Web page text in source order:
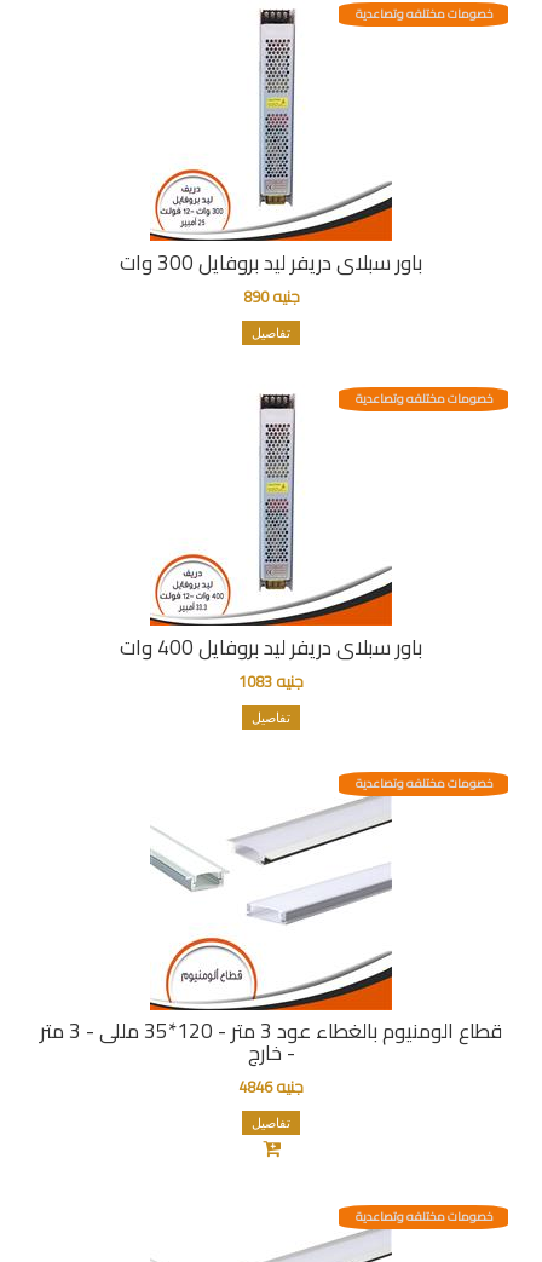
باور سبلاى دريفر ليد بروفايل 300 وات
خصومات مختلفه وتصاعدية
جنيه 890
تفاصيل
باور سبلاى دريفر ليد بروفايل 400 وات
خصومات مختلفه وتصاعدية
جنيه 1083
تفاصيل
قطاع الومنيوم بالغطاء عود 3 متر - 120*35 مللى - 3 متر
- خارج
خصومات مختلفه وتصاعدية
جنيه 4846
تفاصيل
خصومات مختلفه وتصاعدية